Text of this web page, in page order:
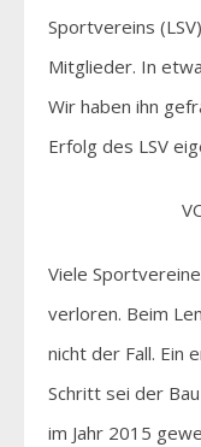
Sportvereins
Mitglieder. In
Wir haben ihn
Erfolg des LSV
Viele
verloren. Beim
nicht der Fall. Ein
Schritt sei der
im Jahr 2015